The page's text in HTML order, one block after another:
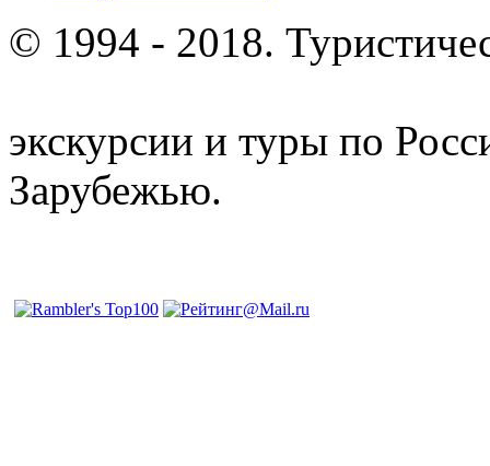
© 1994 - 2018.
экскурсии и туры по
Зарубежью.